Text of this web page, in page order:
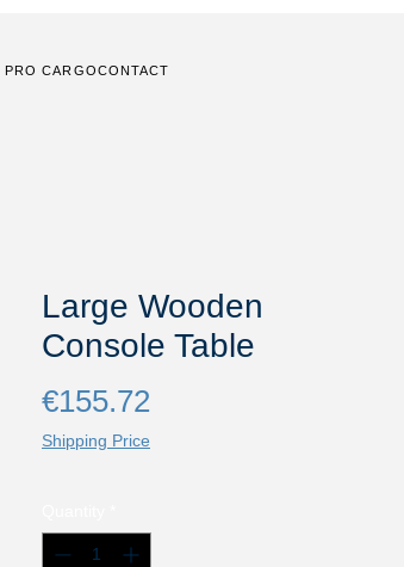
PRO CARGOCONTACT
Large Wooden
Console Table
€155.72Price
Shipping Price